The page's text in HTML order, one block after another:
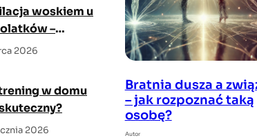
woskiem u
–
2026
w domu
2026
Bratnia dusza a
– jak rozpoznać taką
osobę?
Autor